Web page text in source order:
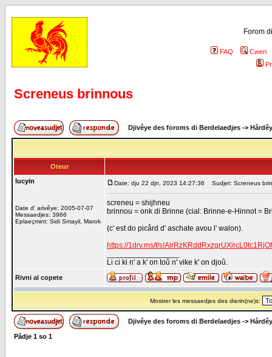
Forom
FAQ
Cweri
Screneus brinnous
Djivêye des foroms di Berdelaedjes ->
Oteur
lucyin
Date d' arivêye: 2005-07-07
Messaedjes: 3966
Eplaeçmint: Sidi Smayil, Marok
Date: dju 22 djn, 2023 14:27:36 Sudjet: Screneus
screneu = shijhneu
brinnou = onk di Brinne (cial: Brinne-e-Hinnot =
(c' est do picård d' aschate avou l' walon).
https://1drv.ms/f/
Li ci ki n' a k' on toû n' vike k' on djoû.
Rivni al copete
Mostrer les messaedjes des dierin(ne)s:
Djivêye des foroms di Berdelaedjes ->
Pådje 1 so 1